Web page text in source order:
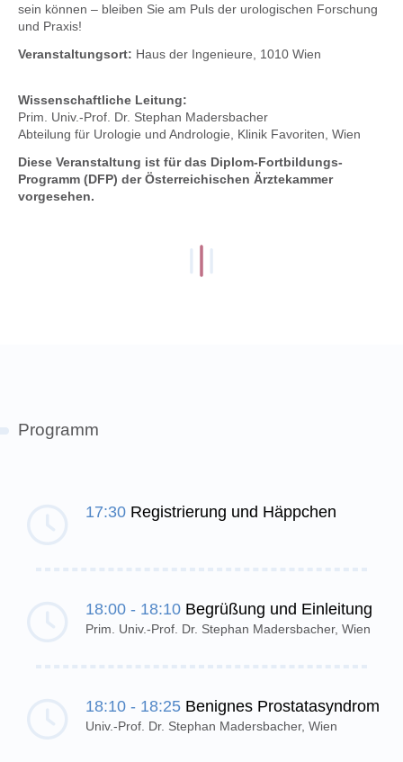
sein können – bleiben Sie am Puls der urologischen Forschung
und Praxis!
Veranstaltungsort: Haus der Ingenieure, 1010 Wien
Wissenschaftliche Leitung:
Prim. Univ.-Prof. Dr. Stephan Madersbacher
Abteilung für Urologie und Andrologie, Klinik Favoriten, Wien
Diese Veranstaltung ist für das Diplom-Fortbildungs-
Programm (DFP) der Österreichischen Ärztekammer
vorgesehen.
Programm
17:30 Registrierung und Häppchen
18:00 - 18:10 Begrüßung und Einleitung
Prim. Univ.-Prof. Dr. Stephan Madersbacher, Wien
18:10 - 18:25 Benignes Prostatasyndrom
Univ.-Prof. Dr. Stephan Madersbacher, Wien